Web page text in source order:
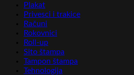
Plakat
Privesci i trakice
Računi
Rokovnici
Roll-up
Sito štampa
Tampon štampa
Tehnologija